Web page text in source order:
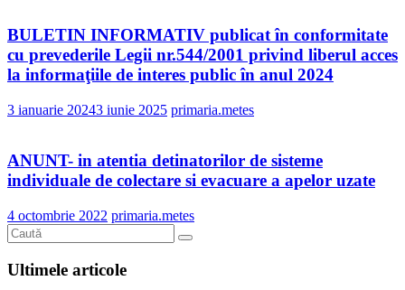
BULETIN INFORMATIV publicat în conformitate
cu prevederile Legii nr.544/2001 privind liberul acces
la informaţiile de interes public în anul 2024
3 ianuarie 20243 iunie 2025 primaria.metes
ANUNT- in atentia detinatorilor de sisteme
individuale de colectare si evacuare a apelor uzate
4 octombrie 2022 primaria.metes
Ultimele articole